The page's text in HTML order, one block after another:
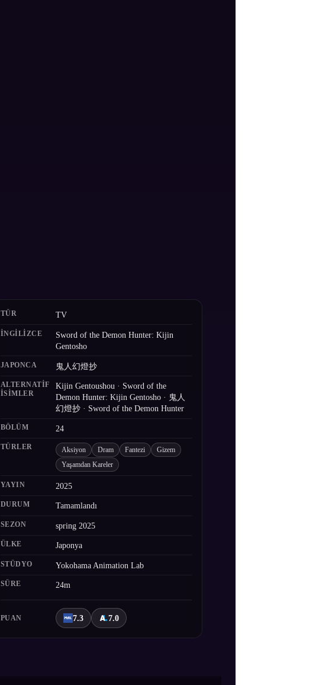
TÜR TV
İNGILIZCE
Sword of the Demon Hunter: Kijin
Gentosho
JAPONCA 鬼人幻燈抄
ALTERNATIF
ISIMLER
Kijin Gentoushou · Sword of the
Demon Hunter: Kijin Gentosho · 鬼人
幻燈抄 · Sword of the Demon Hunter
BÖLÜM 24
TÜRLER Aksiyon Dram Fantezi Gizem
Yaşamdan Kareler
YAYIN 2025
DURUM Tamamlandı
SEZON spring 2025
ÜLKE Japonya
STÜDYO Yokohama Animation Lab
SÜRE 24m
PUAN 7.3 7.0